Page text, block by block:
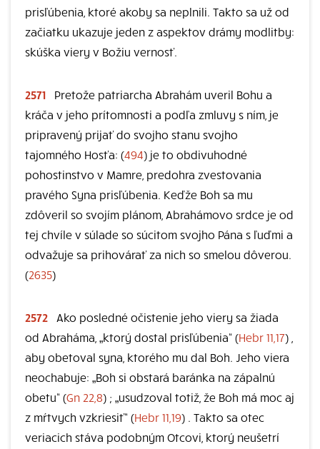
prisľúbenia, ktoré akoby sa neplnili. Takto sa už od
začiatku ukazuje jeden z aspektov drámy modlitby:
skúška viery v Božiu vernosť.
2571
Pretože patriarcha Abrahám uveril Bohu a
kráča v jeho prítomnosti a podľa zmluvy s ním, je
pripravený prijať do svojho stanu svojho
tajomného Hosťa: (494) je to obdivuhodné
pohostinstvo v Mamre, predohra zvestovania
pravého Syna prisľúbenia. Keďže Boh sa mu
zdôveril so svojím plánom, Abrahámovo srdce je od
tej chvíle v súlade so súcitom svojho Pána s ľuďmi a
odvažuje sa prihovárať za nich so smelou dôverou.
(2635)
2572
Ako posledné očistenie jeho viery sa žiada
od Abraháma, „ktorý dostal prisľúbenia“ (Hebr 11,17) ,
aby obetoval syna, ktorého mu dal Boh. Jeho viera
neochabuje: „Boh si obstará baránka na zápalnú
obetu“ (Gn 22,8) ; „usudzoval totiž, že Boh má moc aj
z mŕtvych vzkriesiť“ (Hebr 11,19) . Takto sa otec
veriacich stáva podobným Otcovi, ktorý neušetrí